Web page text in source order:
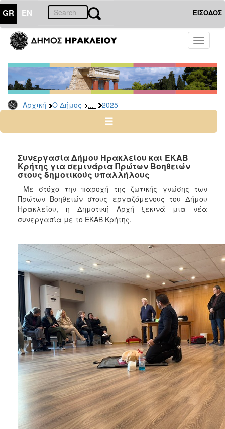
GR EN ΕΙΣΟΔΟΣ
Toggle
Αρχική Ο Δήμος ... 2025
ΔΗΜΟΣ
Δελτία
Τύπου
Αρχείο
2026
2024
2022
2021
2020
2019
2018
2017
2016
2015
2013
2012
2011
2010
2006
Συνεργασία Δήμου Ηρακλείου και ΕΚΑΒ
Κρήτης για σεμινάρια Πρώτων Βοηθειών
στους δημοτικούς υπαλλήλους
Με στόχο την παροχή της ζωτικής γνώσης των
Πρώτων Βοηθειών στους εργαζόμενους του Δήμου
Ηρακλείου, η Δημοτική Αρχή ξεκινά μια νέα
συνεργασία με το ΕΚΑΒ Κρήτης.